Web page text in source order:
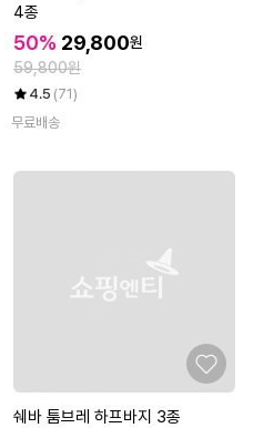
4종
50% 29,800원
59,800원
4.5 (71)
무료배송
쉐바 툼브레 하프바지 3종